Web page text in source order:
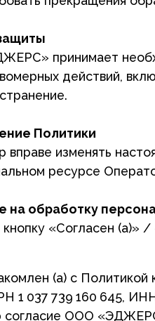
изменять
обработку
«Согласен (а)» /
037 739 160 645, ИНН/КПП
ООО «ЭДЖЕРС» на
обезличивание,
(а) на получение
что предоставленная